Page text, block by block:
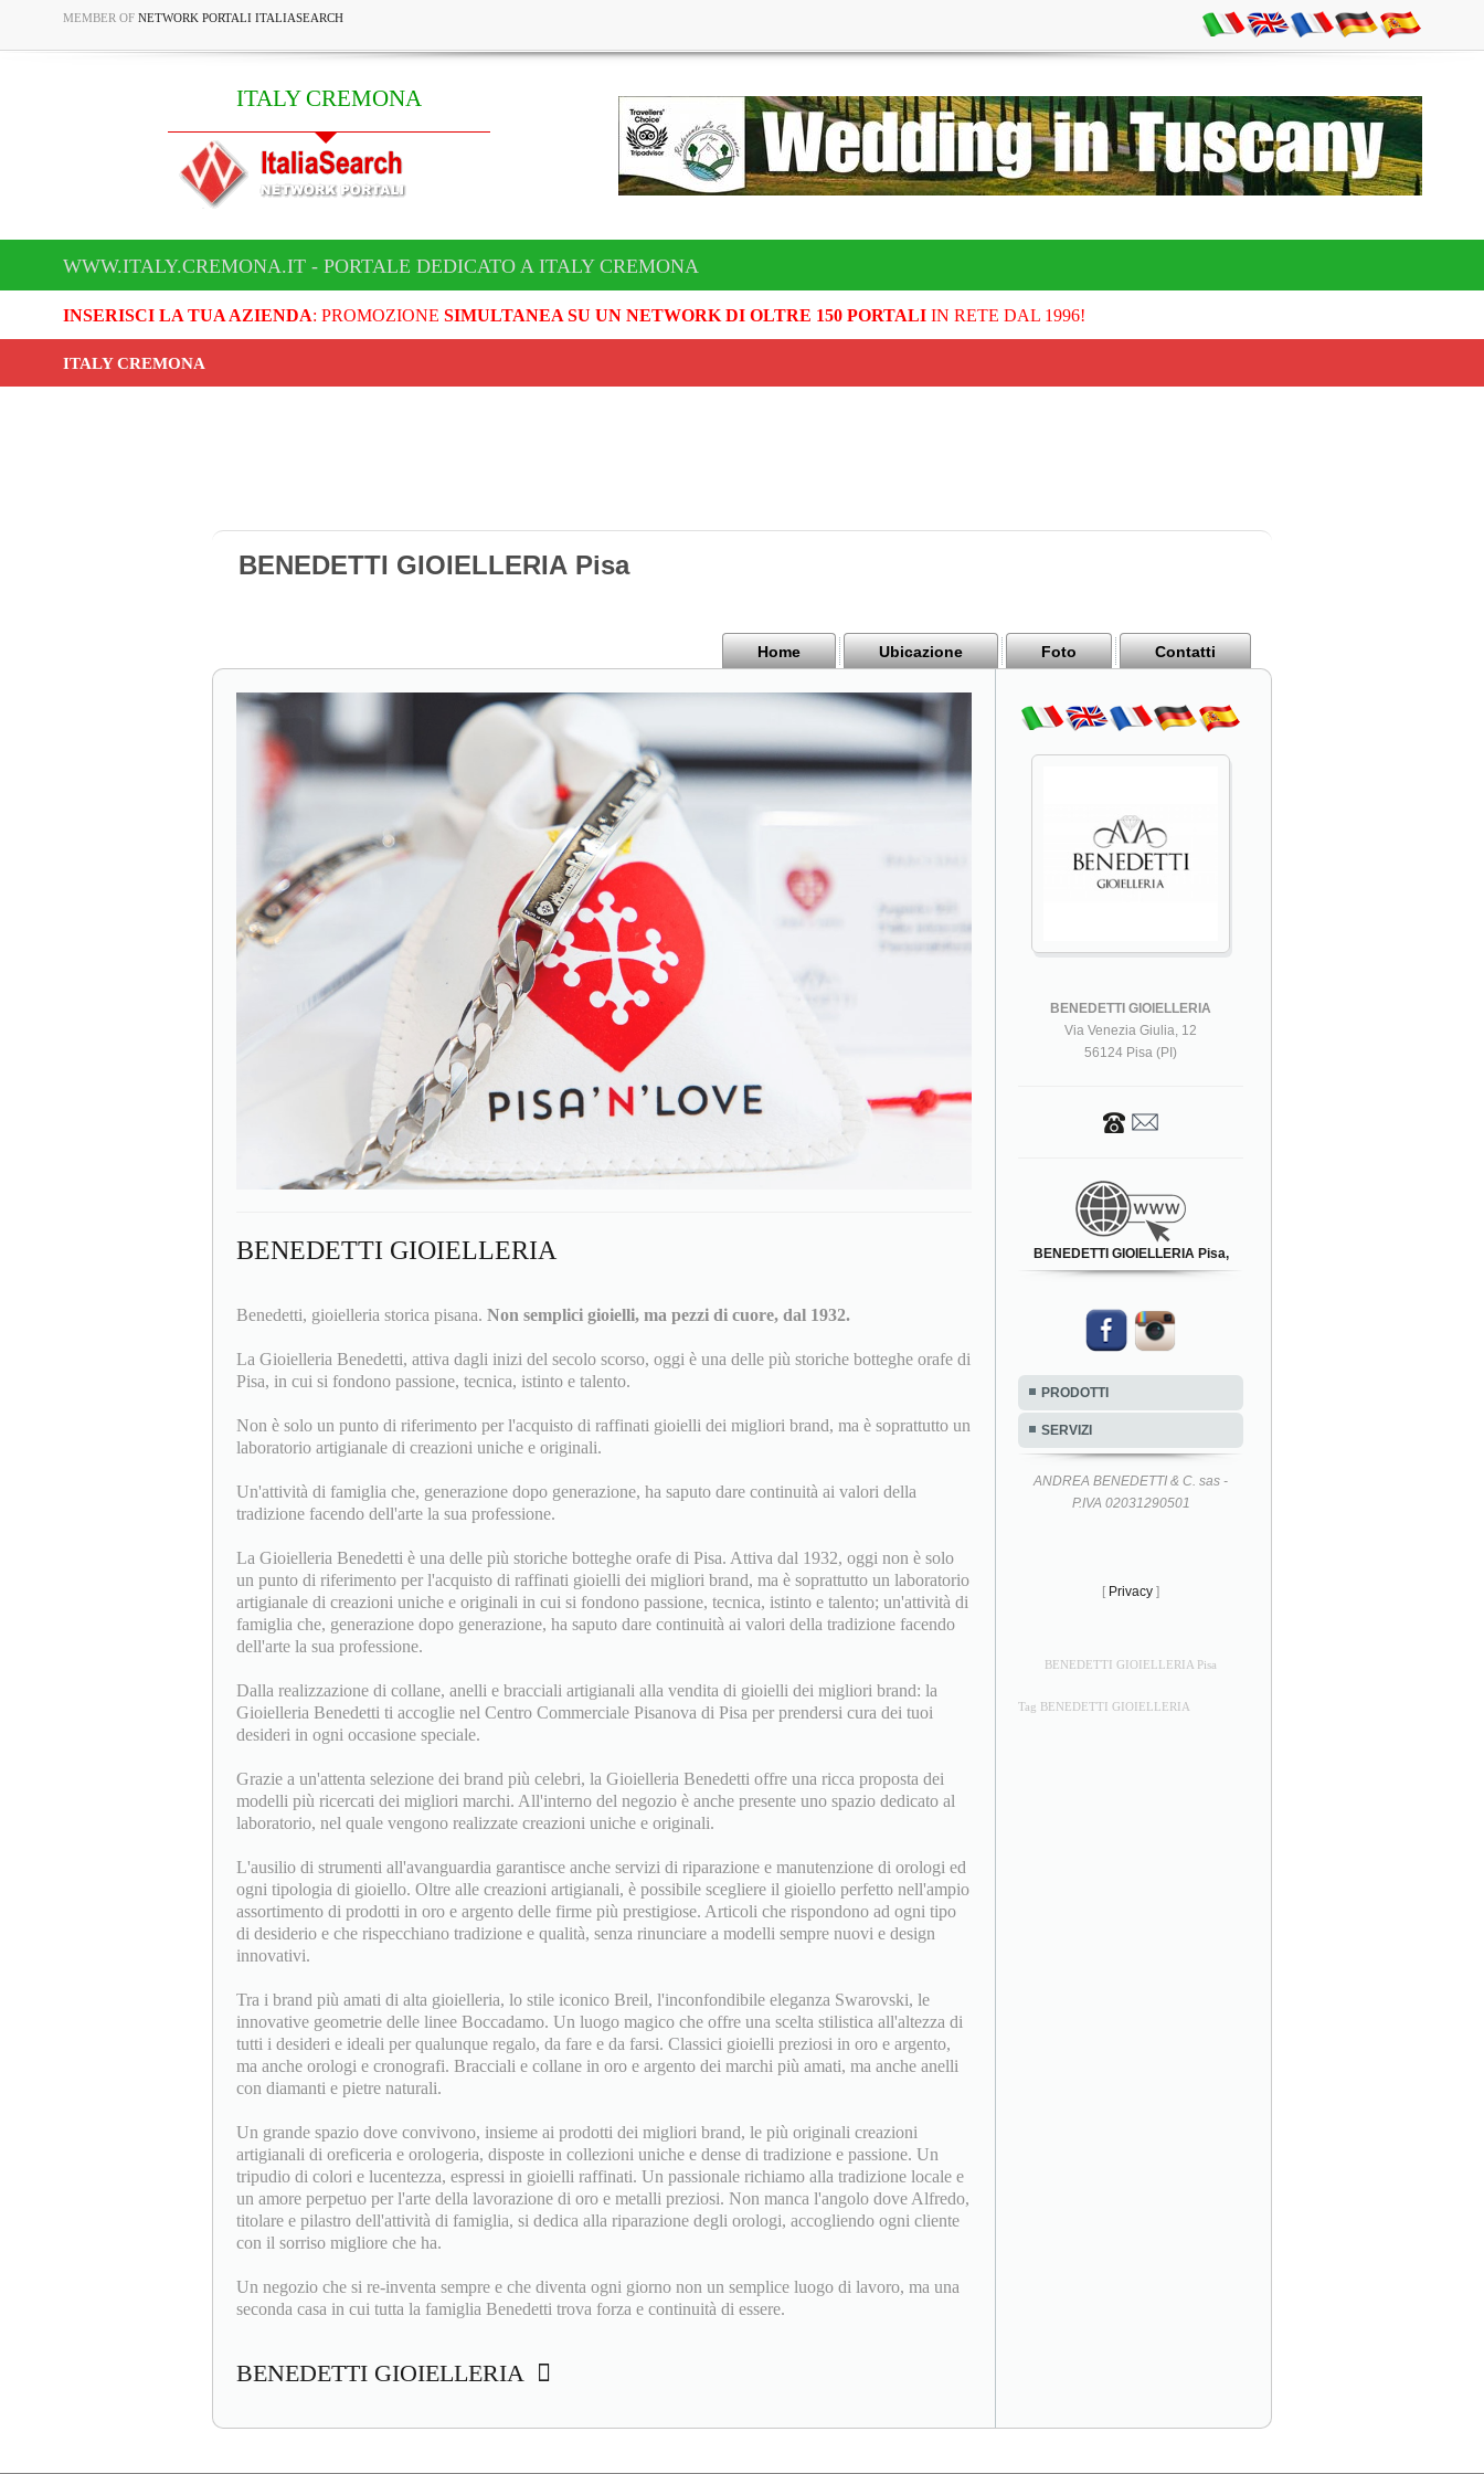
MEMBER OF NETWORK PORTALI ITALIASEARCH
ITALY CREMONA
WWW.ITALY.CREMONA.IT - PORTALE DEDICATO A ITALY CREMONA
INSERISCI LA TUA AZIENDA: PROMOZIONE SIMULTANEA SU UN NETWORK DI OLTRE 150 PORTALIIN RETE DAL 1996!
ITALY CREMONA
BENEDETTI GIOIELLERIA Pisa
Home Ubicazione Foto Contatti
BENEDETTI GIOIELLERIA
Benedetti, gioielleria storica pisana. Non semplici gioielli, ma pezzi di cuore, dal 1932.
La Gioielleria Benedetti, attiva dagli inizi del secolo scorso, oggi è una delle più storiche botteghe orafe di
Pisa, in cui si fondono passione, tecnica, istinto e talento.
Non è solo un punto di riferimento per l'acquisto di raffinati gioielli dei migliori brand, ma è soprattutto un
laboratorio artigianale di creazioni uniche e originali.
Un'attività di famiglia che, generazione dopo generazione, ha saputo dare continuità ai valori della
tradizione facendo dell'arte la sua professione.
La Gioielleria Benedetti è una delle più storiche botteghe orafe di Pisa. Attiva dal 1932, oggi non è solo
un punto di riferimento per l'acquisto di raffinati gioielli dei migliori brand, ma è soprattutto un laboratorio
artigianale di creazioni uniche e originali in cui si fondono passione, tecnica, istinto e talento; un'attività di
famiglia che, generazione dopo generazione, ha saputo dare continuità ai valori della tradizione facendo
dell'arte la sua professione.
Dalla realizzazione di collane, anelli e bracciali artigianali alla vendita di gioielli dei migliori brand: la
Gioielleria Benedetti ti accoglie nel Centro Commerciale Pisanova di Pisa per prendersi cura dei tuoi
desideri in ogni occasione speciale.
Grazie a un'attenta selezione dei brand più celebri, la Gioielleria Benedetti offre una ricca proposta dei
modelli più ricercati dei migliori marchi. All'interno del negozio è anche presente uno spazio dedicato al
laboratorio, nel quale vengono realizzate creazioni uniche e originali.
L'ausilio di strumenti all'avanguardia garantisce anche servizi di riparazione e manutenzione di orologi ed
ogni tipologia di gioiello. Oltre alle creazioni artigianali, è possibile scegliere il gioiello perfetto nell'ampio
assortimento di prodotti in oro e argento delle firme più prestigiose. Articoli che rispondono ad ogni tipo
di desiderio e che rispecchiano tradizione e qualità, senza rinunciare a modelli sempre nuovi e design
innovativi.
Tra i brand più amati di alta gioielleria, lo stile iconico Breil, l'inconfondibile eleganza Swarovski, le
innovative geometrie delle linee Boccadamo. Un luogo magico che offre una scelta stilistica all'altezza di
tutti i desideri e ideali per qualunque regalo, da fare e da farsi. Classici gioielli preziosi in oro e argento,
ma anche orologi e cronografi. Bracciali e collane in oro e argento dei marchi più amati, ma anche anelli
con diamanti e pietre naturali.
Un grande spazio dove convivono, insieme ai prodotti dei migliori brand, le più originali creazioni
artigianali di oreficeria e orologeria, disposte in collezioni uniche e dense di tradizione e passione. Un
tripudio di colori e lucentezza, espressi in gioielli raffinati. Un passionale richiamo alla tradizione locale e
un amore perpetuo per l'arte della lavorazione di oro e metalli preziosi. Non manca l'angolo dove Alfredo,
titolare e pilastro dell'attività di famiglia, si dedica alla riparazione degli orologi, accogliendo ogni cliente
con il sorriso migliore che ha.
Un negozio che si re-inventa sempre e che diventa ogni giorno non un semplice luogo di lavoro, ma una
seconda casa in cui tutta la famiglia Benedetti trova forza e continuità di essere.
BENEDETTI GIOIELLERIA
BENEDETTI GIOIELLERIA
Via Venezia Giulia, 12
56124 Pisa (PI)
BENEDETTI GIOIELLERIA Pisa,
PRODOTTI
SERVIZI
ANDREA BENEDETTI & C. sas -
P.IVA 02031290501
[ Privacy ]
BENEDETTI GIOIELLERIA Pisa
Tag BENEDETTI GIOIELLERIA